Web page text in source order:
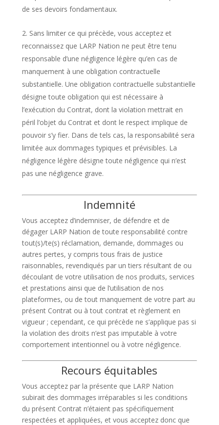
de ses devoirs fondamentaux.
Sans limiter ce qui précède, vous acceptez et
reconnaissez que LARP Nation ne peut être tenu
responsable d’une négligence légère qu’en cas de
manquement à une obligation contractuelle
substantielle. Une obligation contractuelle substantielle
désigne toute obligation qui est nécessaire à
l’exécution du Contrat, dont la violation mettrait en
péril l’objet du Contrat et dont le respect implique de
pouvoir s’y fier. Dans de tels cas, la responsabilité sera
limitée aux dommages typiques et prévisibles. La
négligence légère désigne toute négligence qui n’est
pas une négligence grave.
Indemnité
Vous acceptez d’indemniser, de défendre et de
dégager LARP Nation de toute responsabilité contre
tout(s)/te(s) réclamation, demande, dommages ou
autres pertes, y compris tous frais de justice
raisonnables, revendiqués par un tiers résultant de ou
découlant de votre utilisation de nos produits, services
et prestations ainsi que de l’utilisation de nos
plateformes, ou de tout manquement de votre part au
présent Contrat ou à tout contrat et règlement en
vigueur ; cependant, ce qui précède ne s’applique pas si
la violation des droits n’est pas imputable à votre
comportement intentionnel ou à votre négligence.
Recours équitables
Vous acceptez par la présente que LARP Nation
subirait des dommages irréparables si les conditions
du présent Contrat n’étaient pas spécifiquement
respectées et appliquées, et vous acceptez donc que